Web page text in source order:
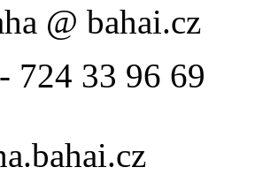
@ bahai.cz
724 33 96 69